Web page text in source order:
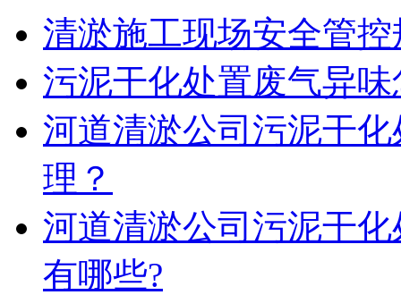
清淤施工现场安全管
污泥干化处置废气异
河道清淤公司污泥干
理？
河道清淤公司污泥干
有哪些?